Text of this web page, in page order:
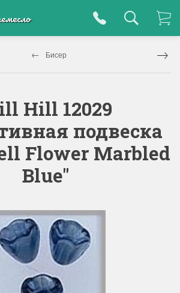
Бисер
Hill 12029
подвеска
Flower Marbled
Blue"